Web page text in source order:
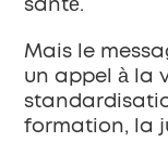
santé.
Mais le
un appel à la
formation, la